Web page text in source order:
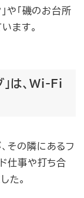
や「磯のお台所
ます。
」は、Wi-Fi
その隣にあるフ
ド仕事や打ち合
た。